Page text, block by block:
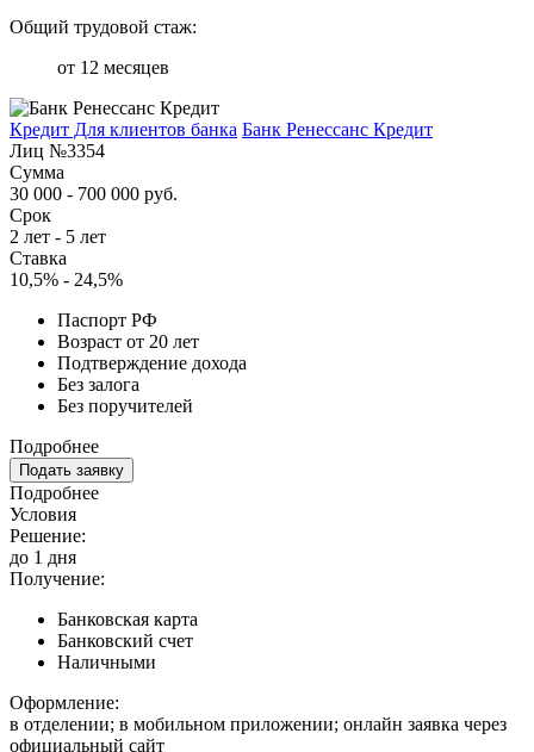
Общий трудовой стаж:
от 12 месяцев
Кредит Для клиентов банка Банк Ренессанс Кредит
Лиц №3354
Сумма
30 000 - 700 000 руб.
Срок
2 лет - 5 лет
Ставка
10,5% - 24,5%
Паспорт РФ
Возраст от 20 лет
Подтверждение дохода
Без залога
Без поручителей
Подробнее
Подать заявку
Подробнее
Условия
Решение:
до 1 дня
Получение:
Банковская карта
Банковский счет
Наличными
Оформление:
в отделении; в мобильном приложении; онлайн заявка через
официальный сайт